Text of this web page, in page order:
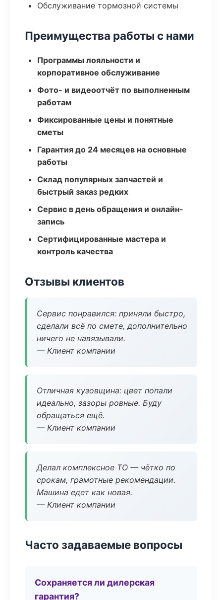
Обслуживание тормозной системы
Преимущества работы с нами
Программы лояльности и
корпоративное обслуживание
Фото- и видеоотчёт по выполненным
работам
Фиксированные цены и понятные
сметы
Гарантия до 24 месяцев на основные
работы
Склад популярных запчастей и
быстрый заказ редких
Сервис в день обращения и онлайн-
запись
Сертифицированные мастера и
контроль качества
Отзывы клиентов
Сервис понравился: приняли быстро,
сделали всё по смете, дополнительно
ничего не навязывали.
— Клиент компании
Отличная кузовщина: цвет попали
идеально, зазоры ровные. Буду
обращаться ещё.
— Клиент компании
Делал комплексное ТО — чётко по
срокам, грамотные рекомендации.
Машина едет как новая.
— Клиент компании
Часто задаваемые вопросы
Сохраняется ли дилерская
гарантия?